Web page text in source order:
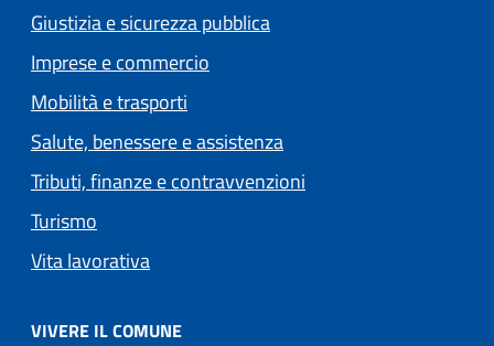
Giustizia e sicurezza pubblica
Imprese e commercio
Mobilità e trasporti
Salute, benessere e assistenza
Tributi, finanze e contravvenzioni
Turismo
Vita lavorativa
VIVERE IL COMUNE